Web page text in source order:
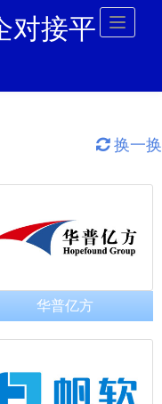
Toggle
对接平
换一换
华普亿方